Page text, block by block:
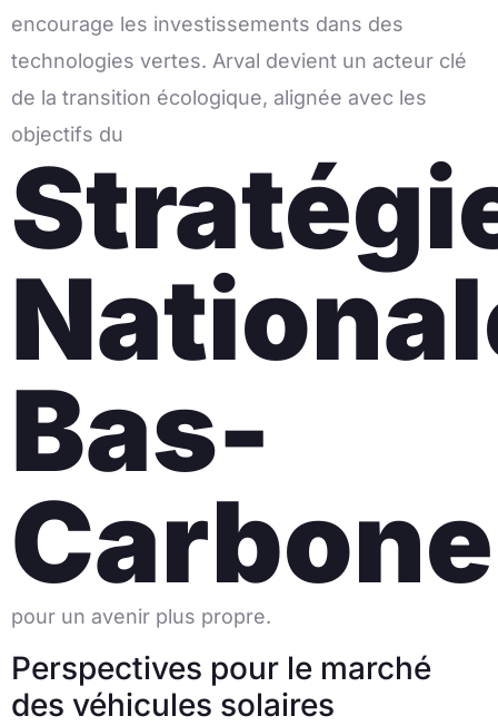
encourage les investissements dans des
technologies vertes. Arval devient un acteur clé
de la transition écologique, alignée avec les
objectifs du
Bas-
Carbone
pour un avenir plus propre.
Perspectives pour le marché
des véhicules solaires